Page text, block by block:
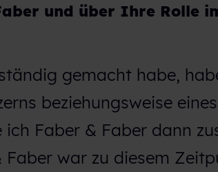
und über Ihre Rolle
gemacht habe,
beziehungsweise
ich Faber & Faber dann
Faber war zu diesem